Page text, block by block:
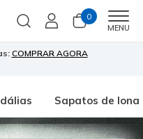
0
MENU
COMPRAR AGORA
Sapatos de lona